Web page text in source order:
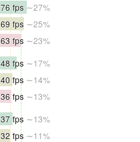
76 fps ∼27%
69 fps ∼25%
63 fps ∼23%
48 fps ∼17%
40 fps ∼14%
36 fps ∼13%
37 fps ∼13%
32 fps ∼11%